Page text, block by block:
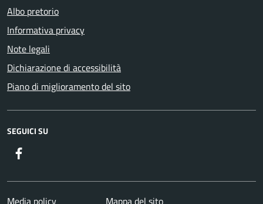
Albo pretorio
Informativa privacy
Note legali
Dichiarazione di accessibilità
Piano di miglioramento del sito
SEGUICI SU
Media policy Mappa del sito